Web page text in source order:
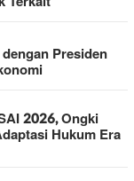
Presiden
2026, Ongki
Hukum Era